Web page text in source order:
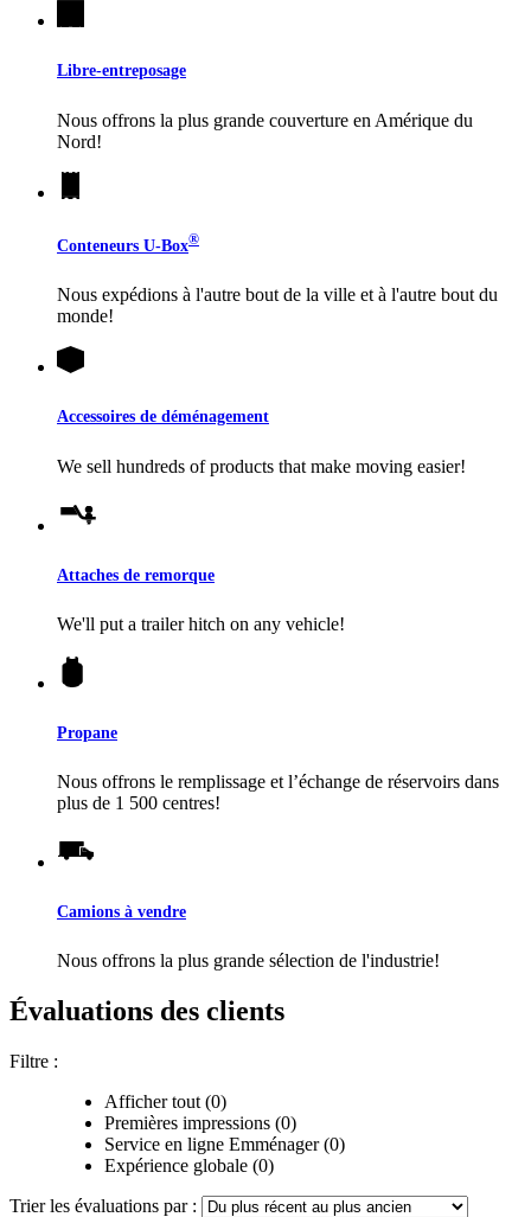
Libre-entreposage
Nous offrons la plus grande couverture en Amérique du
Nord!
Conteneurs U-Box®
Nous expédions à l'autre bout de la ville et à l'autre bout du
monde!
Accessoires de déménagement
We sell hundreds of products that make moving easier!
Attaches de remorque
We'll put a trailer hitch on any vehicle!
Propane
Nous offrons le remplissage et l’échange de réservoirs dans
plus de 1 500 centres!
Camions à vendre
Nous offrons la plus grande sélection de l'industrie!
Évaluations des clients
Filtre :
Afficher tout (0)
Premières impressions (0)
Service en ligne Emménager (0)
Expérience globale (0)
Trier les évaluations par :